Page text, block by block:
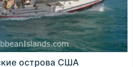
острова США